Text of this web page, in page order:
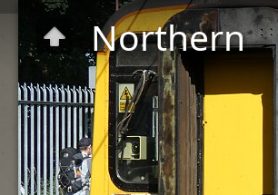
Northern